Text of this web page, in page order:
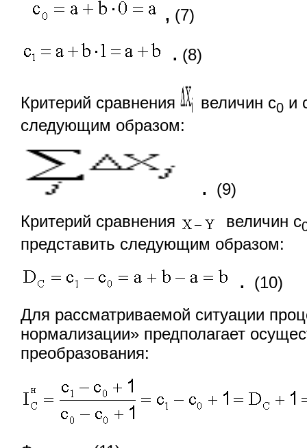
, (7)
. (8)
Критерий сравнения величин с0 и
следующим образом:
.
(9)
Критерий сравнения
величин с
представить следующим образом:
.
(10)
Для рассматриваемой ситуации
нормализации» предполагает
преобразования: